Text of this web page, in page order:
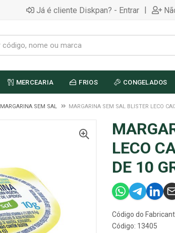
Já é cliente Diskpan? - Entrar |
MERCEARIA FRIOS CONGELADOS
MARGARINA SEM SAL MARGARINA SEM SAL BLISTER LECO
LECO
DE 10
Código do
Código: 13405